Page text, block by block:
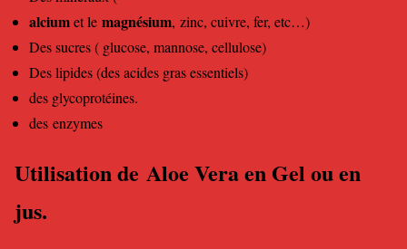
alciumet le magnésium, zinc, cuivre, fer, etc…)
Des sucres ( glucose, mannose, cellulose)
Des lipides (des acides gras essentiels)
des glycoprotéines.
des enzymes
Utilisation de Aloe Vera en Gel ou en
jus.